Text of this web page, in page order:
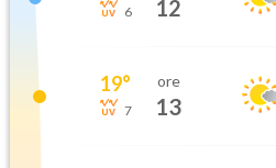
6 12
19°
7
ore
13